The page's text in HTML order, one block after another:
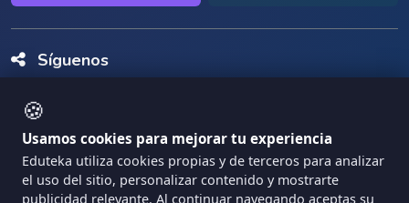
🍪
Usamos cookies para mejorar tu experiencia
Eduteka utiliza cookies propias y de terceros para analizar
el uso del sitio, personalizar contenido y mostrarte
publicidad relevante. Al continuar navegando aceptas su
Síguenos
Copyright Eduteka 2001-2026 - Universidad ICESI